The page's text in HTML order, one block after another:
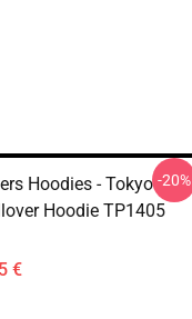
Hoodies - Tokyo
Hoodie TP1405
€
-20%